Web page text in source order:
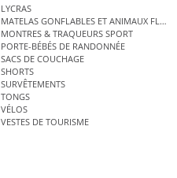
LYCRAS
MATELAS GONFLABLES ET ANIMAUX
MONTRES & TRAQUEURS SPORT
PORTE-BÉBÉS DE RANDONNÉE
SACS DE COUCHAGE
SHORTS
SURVÊTEMENTS
TONGS
VÉLOS
VESTES DE TOURISME